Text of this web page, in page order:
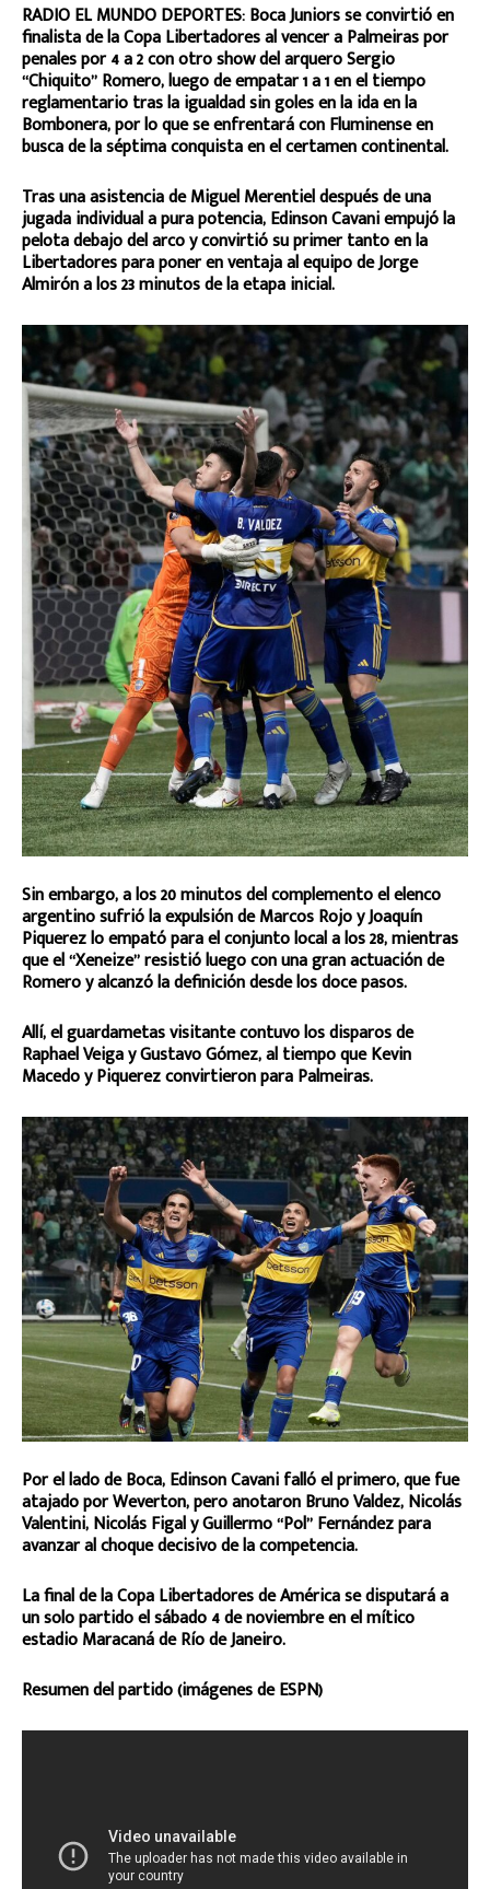
RADIO EL MUNDO DEPORTES: Boca Juniors se convirtió en
finalista de la Copa Libertadores al vencer a Palmeiras por
penales por 4 a 2 con otro show del arquero Sergio
“Chiquito” Romero, luego de empatar 1 a 1 en el tiempo
reglamentario tras la igualdad sin goles en la ida en la
Bombonera, por lo que se enfrentará con Fluminense en
busca de la séptima conquista en el certamen continental.
Tras una asistencia de Miguel Merentiel después de una
jugada individual a pura potencia, Edinson Cavani empujó la
pelota debajo del arco y convirtió su primer tanto en la
Libertadores para poner en ventaja al equipo de Jorge
Almirón a los 23 minutos de la etapa inicial.
Sin embargo, a los 20 minutos del complemento el elenco
argentino sufrió la expulsión de Marcos Rojo y Joaquín
Piquerez lo empató para el conjunto local a los 28, mientras
que el “Xeneize” resistió luego con una gran actuación de
Romero y alcanzó la definición desde los doce pasos.
Allí, el guardametas visitante contuvo los disparos de
Raphael Veiga y Gustavo Gómez, al tiempo que Kevin
Macedo y Piquerez convirtieron para Palmeiras.
Por el lado de Boca, Edinson Cavani falló el primero, que fue
atajado por Weverton, pero anotaron Bruno Valdez, Nicolás
Valentini, Nicolás Figal y Guillermo “Pol” Fernández para
avanzar al choque decisivo de la competencia.
La final de la Copa Libertadores de América se disputará a
un solo partido el sábado 4 de noviembre en el mítico
estadio Maracaná de Río de Janeiro.
Resumen del partido (imágenes de ESPN)